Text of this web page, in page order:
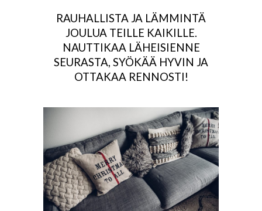
RAUHALLISTA JA LÄMMINTÄ
JOULUA TEILLE KAIKILLE.
NAUTTIKAA LÄHEISIENNE
SEURASTA, SYÖKÄÄ HYVIN JA
OTTAKAA RENNOSTI!